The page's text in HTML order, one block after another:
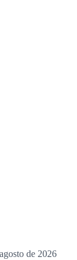
de 2026